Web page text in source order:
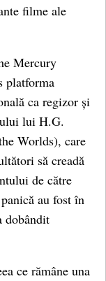
filme ale
Mercury
platforma
ca regizor și
lui H.G.
Worlds), care
să creadă
de către
au fost în
dobândit
ce rămâne una